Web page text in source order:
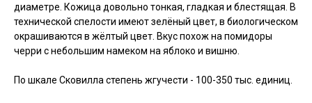
диаметре. Кожица довольно тонкая, гладкая и блестящая. В
технической спелости имеют зелёный цвет, в биологическом
окрашиваются в жёлтый цвет. Вкус похож на помидоры
черри с небольшим намеком на яблоко и вишню.
По шкале Сковилла степень жгучести - 100-350 тыс. единиц.